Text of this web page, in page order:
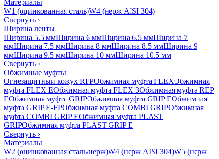
Материалы
W1 (оцинкованная сталь)W4 (нерж AISI 304)
Свернуть ›
Ширина ленты
Ширина 5.5 ммШирина 6 ммШирина 6.5 ммШирина 7
ммШирина 7.5 ммШирина 8 ммШирина 8.5 ммШирина 9
ммШирина 9.5 ммШирина 10 ммШирина 10.5 мм
Свернуть ›
Обжимные муфты
Огнезащитный кожух RFPОбжимная муфта FLEXОбжимная
муфта FLEX EОбжимная муфта FLEX 3Обжимная муфта REP
EОбжимная муфта GRIPОбжимная муфта GRIP EОбжимная
муфта GRIP E-FPОбжимная муфта COMBI GRIPОбжимная
муфта COMBI GRIP EОбжимная муфта PLAST
GRIPОбжимная муфта PLAST GRIP E
Свернуть ›
Материалы
W2 (оцинкованная сталь/нерж)W4 (нерж AISI 304)W5 (нерж